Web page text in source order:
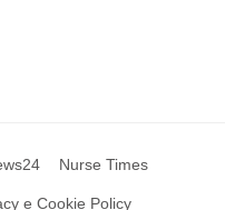
Nurse Times
e Cookie Policy